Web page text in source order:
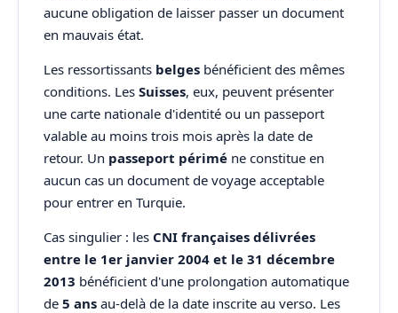
aucune obligation de laisser passer un document
en mauvais état.
Les ressortissants belges bénéficient des mêmes
conditions. Les Suisses, eux, peuvent présenter
une carte nationale d'identité ou un passeport
valable au moins trois mois après la date de
retour. Un passeport périmé ne constitue en
aucun cas un document de voyage acceptable
pour entrer en Turquie.
Cas singulier : les CNI françaises délivrées
entre le 1er janvier 2004 et le 31 décembre
2013 bénéficient d'une prolongation automatique
de 5 ans au-delà de la date inscrite au verso. Les